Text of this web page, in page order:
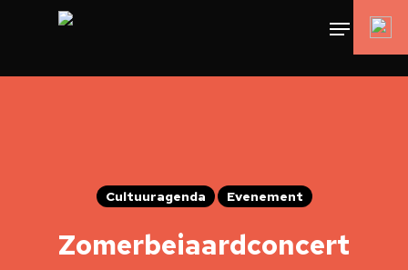
Cultuuragenda Evenement
Zomerbeiaardconcert